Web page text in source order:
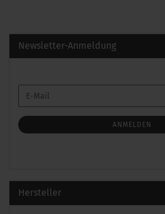
Newsletter-Anmeldung
ZUR
ANMELDUNG
E-
Mail
ANMELDEN
Hersteller